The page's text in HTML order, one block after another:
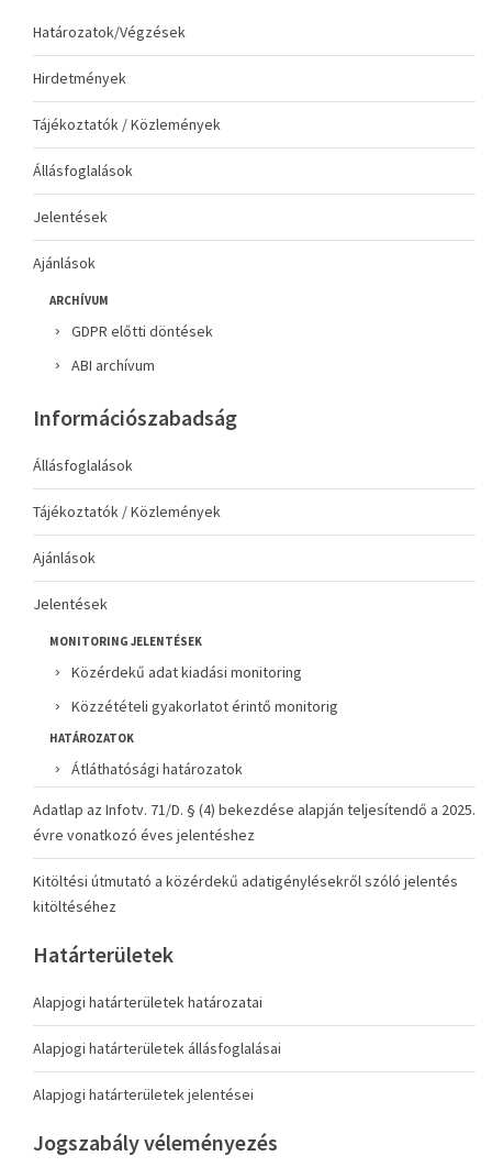
Határozatok/Végzések
Hirdetmények
Tájékoztatók / Közlemények
Állásfoglalások
Jelentések
Ajánlások
ARCHÍVUM
GDPR előtti döntések
ABI archívum
Információszabadság
Állásfoglalások
Tájékoztatók / Közlemények
Ajánlások
Jelentések
MONITORING JELENTÉSEK
Közérdekű adat kiadási monitoring
Közzétételi gyakorlatot érintő monitorig
HATÁROZATOK
Átláthatósági határozatok
Adatlap az Infotv. 71/D. § (4) bekezdése alapján teljesítendő a 2025.
évre vonatkozó éves jelentéshez
Kitöltési útmutató a közérdekű adatigénylésekről szóló jelentés
kitöltéséhez
Határterületek
Alapjogi határterületek határozatai
Alapjogi határterületek állásfoglalásai
Alapjogi határterületek jelentései
Jogszabály véleményezés